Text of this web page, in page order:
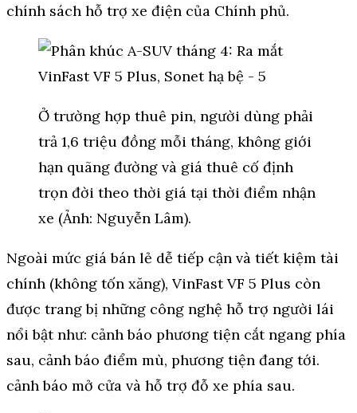
chính sách hỗ trợ xe điện của Chính phủ.
Ở trường hợp thuê pin, người dùng phải
trả 1,6 triệu đồng mỗi tháng, không giới
hạn quãng đường và giá thuê cố định
trọn đời theo thời giá tại thời điểm nhận
xe (Ảnh: Nguyễn Lâm).
Ngoài mức giá bán lẻ dễ tiếp cận và tiết kiệm tài
chính (không tốn xăng), VinFast VF 5 Plus còn
được trang bị những công nghệ hỗ trợ người lái
nổi bật như: cảnh báo phương tiện cắt ngang phía
sau, cảnh báo điểm mù, phương tiện đang tới.
cảnh báo mở cửa và hỗ trợ đỗ xe phía sau.